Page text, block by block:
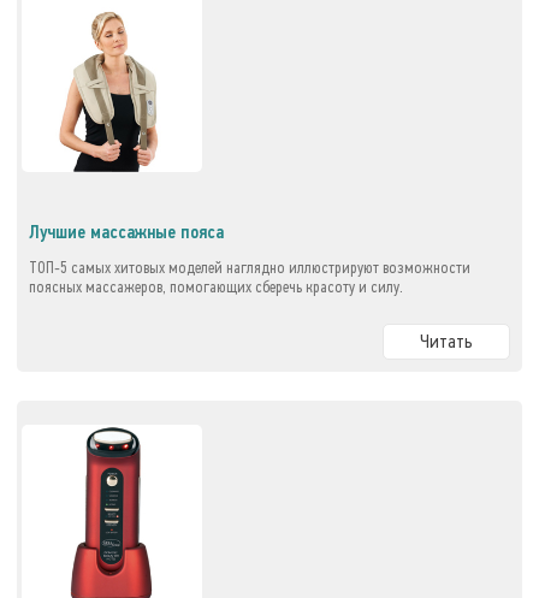
Лучшие массажные пояса
ТОП-5 самых хитовых моделей наглядно иллюстрируют возможности
поясных массажеров, помогающих сберечь красоту и силу.
Читать